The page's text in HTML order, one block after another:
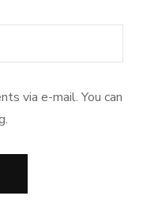
via e-mail. You can